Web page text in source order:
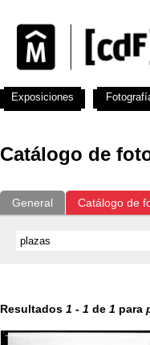
Catálogo de
General Catálogo de
Resultados 1 - 1 de 1 para
Exposiciones